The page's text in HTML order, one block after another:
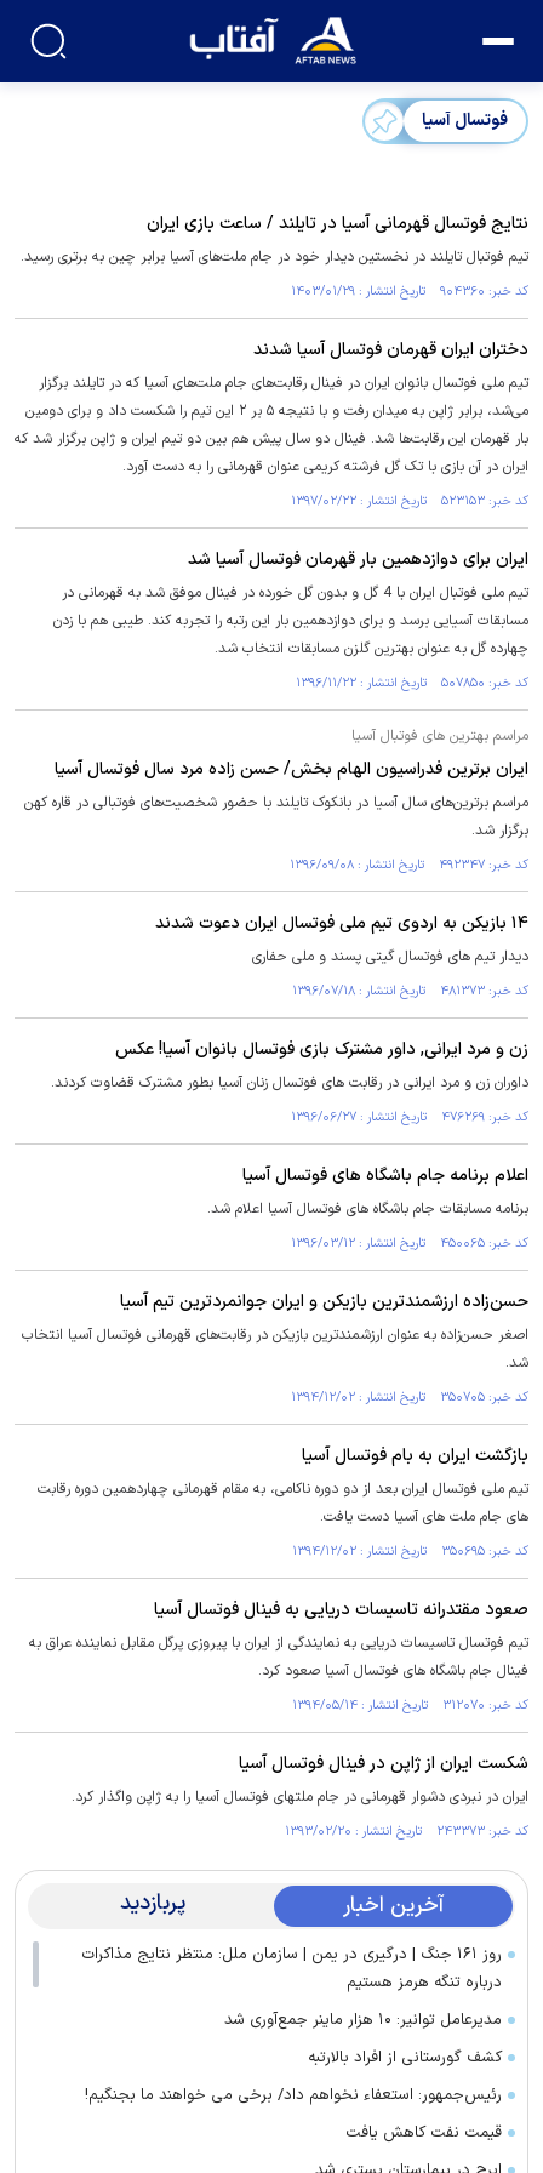
فوتسال آسیا
نتایج فوتسال قهرمانی آسیا در تایلند / ساعت بازی ایران
تیم فوتبال تایلند در نخستین دیدار خود در جام ملت‌های آسیا برابر چین به برتری رسید.
کد خبر: ۹۰۴۳۶۰ تاریخ انتشار : ۱۴۰۳/۰۱/۲۹
دختران ایران قهرمان فوتسال آسیا شدند
تیم ملی فوتسال بانوان ایران در فینال رقابت‌های جام ملت‌های آسیا که در تایلند برگزار
می‌شد، برابر ژاپن به میدان رفت و با نتیجه ۵ بر ۲ این تیم را شکست داد و برای دومین
بار قهرمان این رقابت‌ها شد. فینال دو سال پیش هم بین دو تیم ایران و ژاپن برگزار شد که
ایران در آن بازی با تک گل فرشته کریمی عنوان قهرمانی را به دست آورد.
کد خبر: ۵۲۳۱۵۳ تاریخ انتشار : ۱۳۹۷/۰۲/۲۲
ایران برای دوازدهمین بار قهرمان فوتسال آسیا شد
تیم ملی فوتبال ایران با 4 گل و بدون گل خورده در فینال موفق شد به قهرمانی در
مسابقات آسیایی برسد و برای دوازدهمین بار این رتبه را تجربه کند. طیبی هم با زدن
چهارده گل به عنوان بهترین گلزن مسابقات انتخاب شد.
کد خبر: ۵۰۷۸۵۰ تاریخ انتشار : ۱۳۹۶/۱۱/۲۲
مراسم بهترین های فوتبال آسیا
ایران برترین فدراسیون الهام بخش/ حسن زاده مرد سال فوتسال آسیا
مراسم برترین‌های سال آسیا در بانکوک تایلند با حضور شخصیت‌های فوتبالی در قاره کهن
برگزار شد.
کد خبر: ۴۹۲۳۴۷ تاریخ انتشار : ۱۳۹۶/۰۹/۰۸
۱۴ بازیکن به اردوی تیم ملی فوتسال ایران دعوت شدند
دیدار تیم های فوتسال گیتی پسند و ملی حفاری
کد خبر: ۴۸۱۳۷۳ تاریخ انتشار : ۱۳۹۶/۰۷/۱۸
زن و مرد ایرانی, داور مشترک بازی فوتسال بانوان آسیا! عکس
داوران زن و مرد ایرانی در رقابت های فوتسال زنان آسیا بطور مشترک قضاوت کردند.
کد خبر: ۴۷۶۲۶۹ تاریخ انتشار : ۱۳۹۶/۰۶/۲۷
اعلام برنامه جام باشگاه های فوتسال آسیا
برنامه مسابقات جام باشگاه های فوتسال آسیا اعلام شد.
کد خبر: ۴۵۰۰۶۵ تاریخ انتشار : ۱۳۹۶/۰۳/۱۲
حسن‌زاده ارزشمندترین بازیکن و ایران جوانمردترین تیم آسیا
اصغر حسن‌زاده به عنوان ارزشمندترین بازیکن در رقابت‌های قهرمانی فوتسال آسیا انتخاب
شد.
کد خبر: ۳۵۰۷۰۵ تاریخ انتشار : ۱۳۹۴/۱۲/۰۲
بازگشت ایران به بام فوتسال آسیا
تیم ملی فوتسال ایران بعد از دو دوره ناکامی، به مقام قهرمانی چهاردهمین دوره رقابت
های جام ملت های آسیا دست یافت.
کد خبر: ۳۵۰۶۹۵ تاریخ انتشار : ۱۳۹۴/۱۲/۰۲
صعود مقتدرانه تاسیسات دریایی به فینال فوتسال آسیا
تیم فوتسال تاسیسات دریایی به نمایندگی از ایران با پیروزی پرگل مقابل نماینده عراق به
فینال جام باشگاه های فوتسال آسیا صعود کرد.
کد خبر: ۳۱۲۰۷۰ تاریخ انتشار : ۱۳۹۴/۰۵/۱۴
شکست ایران از ژاپن در فینال فوتسال آسیا
ایران در نبردی دشوار قهرمانی در جام ملتهای فوتسال آسیا را به ژاپن واگذار کرد.
کد خبر: ۲۴۳۳۷۳ تاریخ انتشار : ۱۳۹۳/۰۲/۲۰
آخرین اخبار پربازدید
روز ۱۶۱ جنگ | درگیری در یمن | سازمان ملل: منتظر نتایج مذاکرات
درباره تنگه هرمز هستیم
مدیرعامل توانیر: ۱۰ هزار ماینر جمع‌آوری شد
کشف گورستانی از افراد بالارتبه
رئیس‌جمهور: استعفاء نخواهم داد/ برخی می خواهند ما بجنگیم!
قیمت نفت کاهش یافت